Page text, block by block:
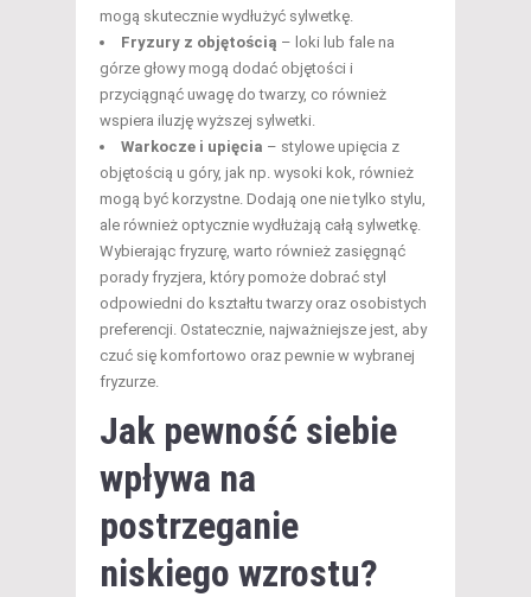
mogą skutecznie wydłużyć sylwetkę.
Fryzury z objętością – loki lub fale na
górze głowy mogą dodać objętości i
przyciągnąć uwagę do twarzy, co również
wspiera iluzję wyższej sylwetki.
Warkocze i upięcia – stylowe upięcia z
objętością u góry, jak np. wysoki kok, również
mogą być korzystne. Dodają one nie tylko stylu,
ale również optycznie wydłużają całą sylwetkę.
Wybierając fryzurę, warto również zasięgnąć
porady fryzjera, który pomoże dobrać styl
odpowiedni do kształtu twarzy oraz osobistych
preferencji. Ostatecznie, najważniejsze jest, aby
czuć się komfortowo oraz pewnie w wybranej
fryzurze.
Jak pewność siebie
wpływa na
postrzeganie
niskiego wzrostu?